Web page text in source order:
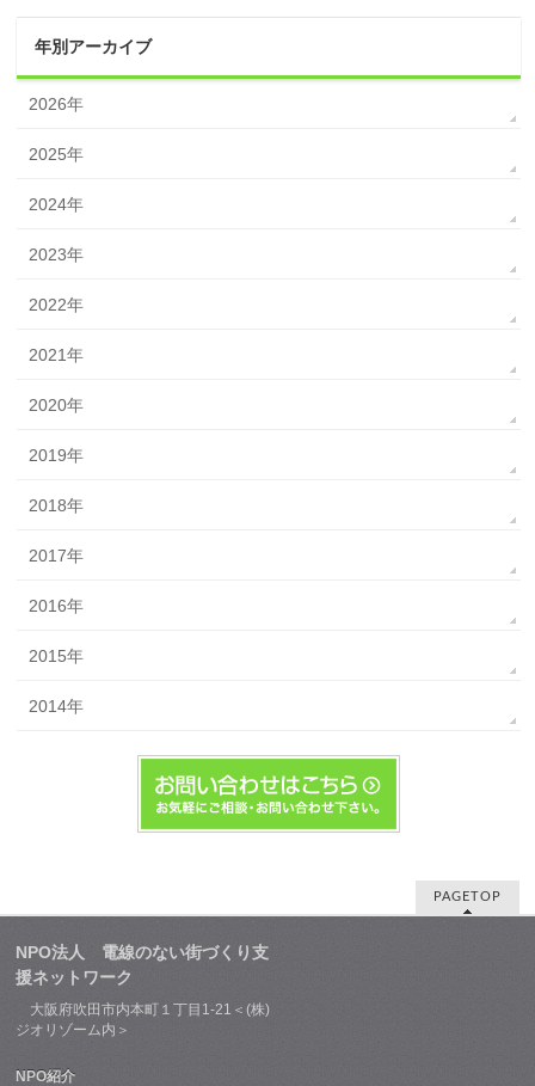
年別アーカイブ
2026年
2025年
2024年
2023年
2022年
2021年
2020年
2019年
2018年
2017年
2016年
2015年
2014年
PAGETOP
NPO法人 電線のない街づくり支
援ネットワーク
大阪府吹田市内本町１丁目1-21＜(株)
ジオリゾーム内＞
NPO紹介